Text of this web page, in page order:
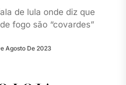
de lula onde diz que
fogo são “covardes”
Agosto De 2023